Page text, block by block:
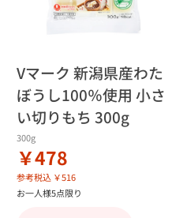
Vマーク 新潟県産わた
ぼうし100％使用 小さ
い切りもち 300g
300g
￥478
参考税込 ￥516
お一人様5点限り